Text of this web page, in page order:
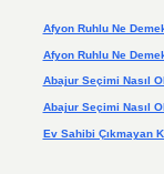
Afyon Ruhlu Ne
Afyon Ruhlu Ne
Abajur Seçimi Nasıl
Abajur Seçimi Nasıl
Ev Sahibi Çıkmayan